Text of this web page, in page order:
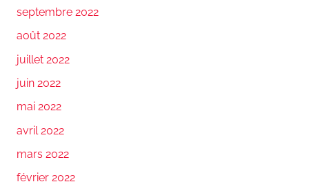
septembre 2022
août 2022
juillet 2022
juin 2022
mai 2022
avril 2022
mars 2022
février 2022